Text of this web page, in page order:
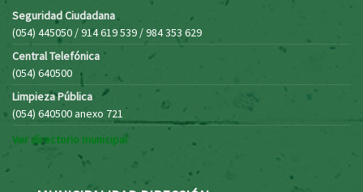
Seguridad Ciudadana
(054) 445050 / 914 619 539 / 984 353 629
Central Telefónica
(054) 640500
Limpieza Pública
(054) 640500 anexo 721
Ver directorio municipal